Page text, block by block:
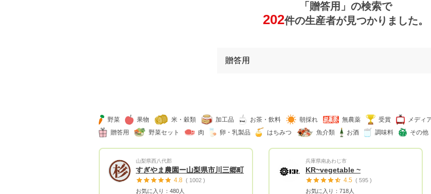
「贈答用」の検索で
202件の生産者が見つかりました。
野菜 果物 米・穀類 加工品 お茶・飲料 朝採れ 無農薬 受賞 メディ
贈答用
野菜セット 肉 卵・乳製品 はちみつ 魚介類 お酒 調味料 その他
山梨県西八代郡
すぎやま農園ー山梨県市川三郷町
4.8 ( 1002 )
お気に入り：480人
兵庫県南あわじ市
KR~vegetable ~
4.5 ( 595 )
お気に入り：718人